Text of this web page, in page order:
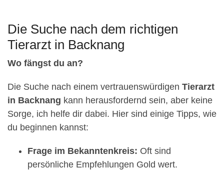
Die Suche nach dem richtigen
Tierarzt in Backnang
Wo fängst du an?
Die Suche nach einem vertrauenswürdigen Tierarzt
in Backnang kann herausfordernd sein, aber keine
Sorge, ich helfe dir dabei. Hier sind einige Tipps, wie
du beginnen kannst:
Frage im Bekanntenkreis: Oft sind
persönliche Empfehlungen Gold wert.